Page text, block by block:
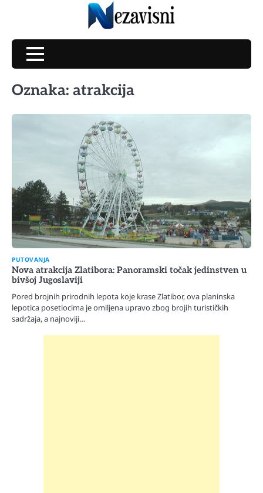
Oznaka: atrakcija
PUTOVANJA
Nova atrakcija Zlatibora: Panoramski točak jedinstven u
bivšoj Jugoslaviji
Pored brojnih prirodnih lepota koje krase Zlatibor, ova planinska
lepotica posetiocima je omiljena upravo zbog brojih turističkih
sadržaja, a najnoviji…